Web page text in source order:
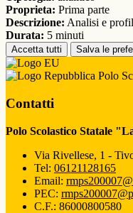
Proprieta: Prima parte
Descrizione: Analisi e
Durata: 5 minuti
Accetta tutti Salva le
Polo
Contatti
Polo Scolastico Statale
Via Rivellese, 1 -
Tel: 06121128165
Email:
PEC:
C.F.: 86000800580